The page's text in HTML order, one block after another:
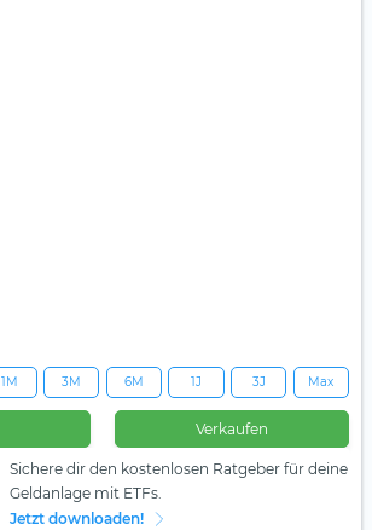
1M 3M 6M 1J 3J Max
Verkaufen
Sichere dir den kostenlosen Ratgeber für deine
Geldanlage mit ETFs.
Jetzt downloaden!